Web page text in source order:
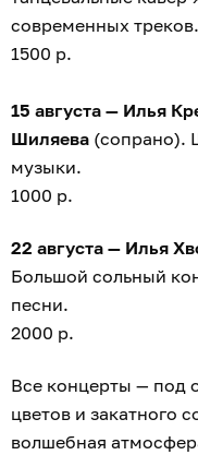
современных треков.
1500 р.
15 августа — Илья
Шиляева (сопрано).
музыки.
1000 р.
22 августа — Илья
Большой сольный
песни.
2000 р.
Все концерты — под
цветов и закатного
волшебная